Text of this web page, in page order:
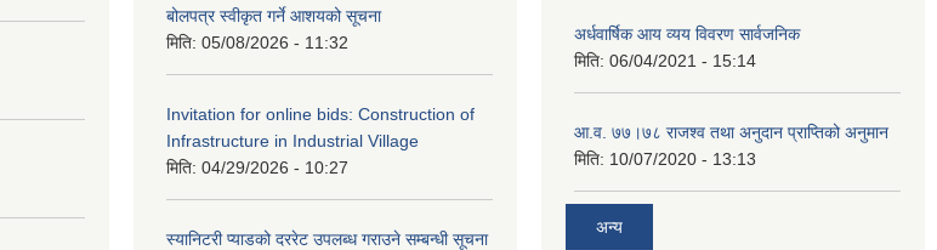
बोलपत्र स्वीकृत गर्ने आशयको सूचना
मिति: 05/08/2026 - 11:32
Invitation for online bids: Construction of
Infrastructure in Industrial Village
मिति: 04/29/2026 - 10:27
स्यानिटरी प्याडको दररेट उपलब्ध गराउने सम्बन्धी सूचना
अर्धवार्षिक आय व्यय विवरण सार्वजनिक
मिति: 06/04/2021 - 15:14
आ.व. ७७।७८ राजश्व तथा अनुदान प्राप्तिको अनुमान
मिति: 10/07/2020 - 13:13
अन्य